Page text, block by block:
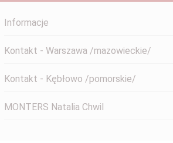
Informacje
Kontakt - Warszawa /mazowieckie/
Kontakt - Kębłowo /pomorskie/
MONTERS Natalia Chwil